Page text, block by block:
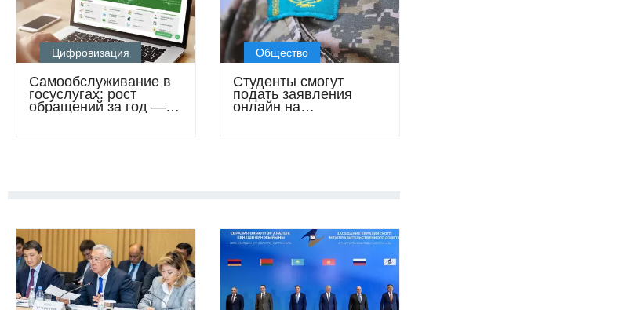
Цифровизация
Cамообслуживание в
госуслугах: рост
обращений за год —
Общество
Студенты смогут
подать заявления
онлайн на